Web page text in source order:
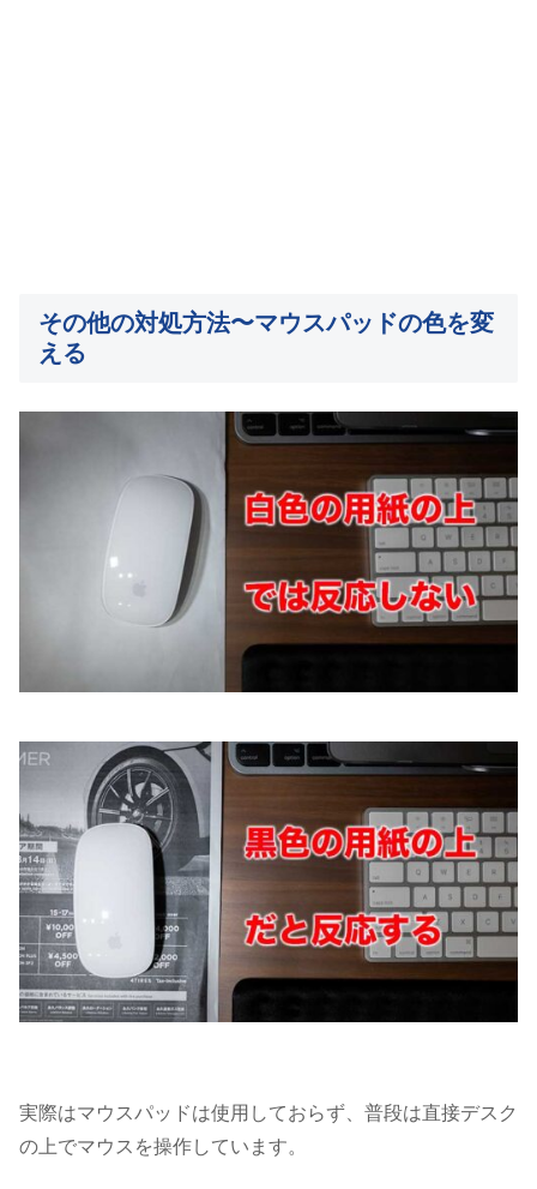
その他の対処方法〜マウスパッドの色を変
える
実際はマウスパッドは使用しておらず、普段は直接デスク
の上でマウスを操作しています。